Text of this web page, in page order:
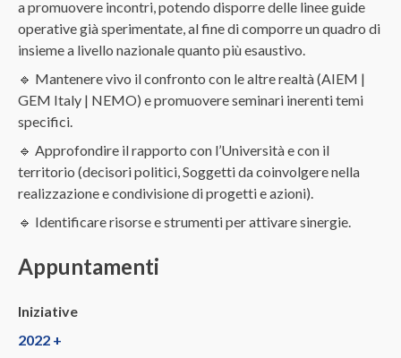
a promuovere incontri, potendo disporre delle linee guide
operative già sperimentate, al fine di comporre un quadro di
insieme a livello nazionale quanto più esaustivo.
🔹 Mantenere vivo il confronto con le altre realtà (AIEM |
GEM Italy | NEMO) e promuovere seminari inerenti temi
specifici.
🔹 Approfondire il rapporto con l’Università e con il
territorio (decisori politici, Soggetti da coinvolgere nella
realizzazione e condivisione di progetti e azioni).
🔹 Identificare risorse e strumenti per attivare sinergie.
Appuntamenti
Iniziative
2022 +